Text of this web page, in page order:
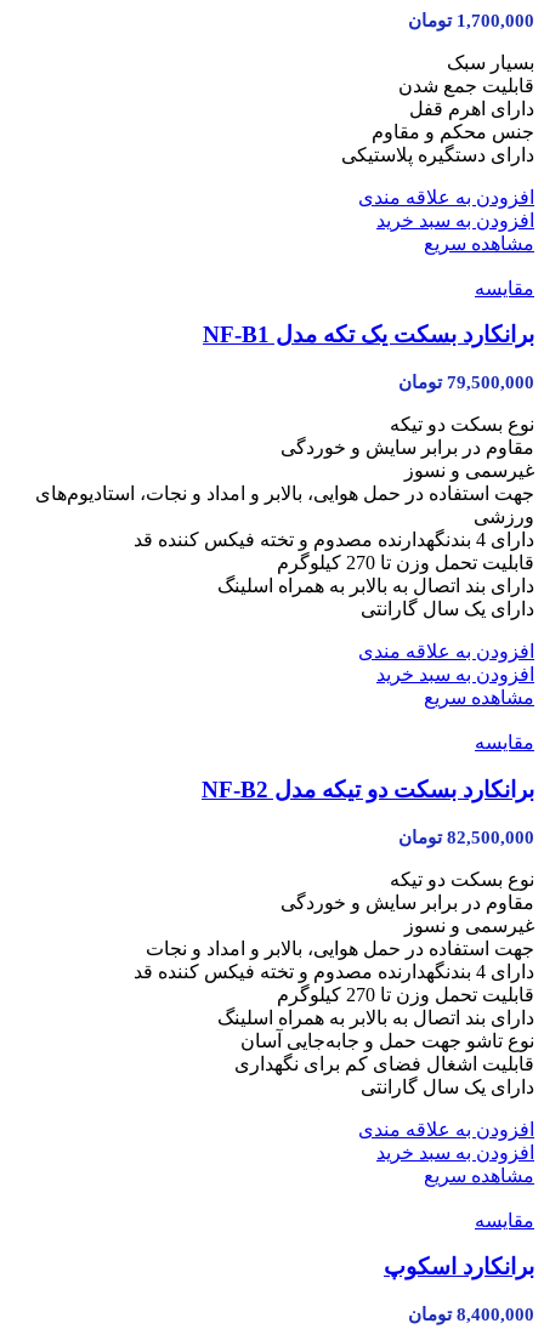
1,700,000 تومان
بسیار سبک
قابلیت جمع شدن
دارای اهرم قفل
جنس محکم و مقاوم
دارای دستگیره پلاستیکی
افزودن به علاقه مندی
افزودن به سبد خرید
مشاهده سریع
مقایسه
برانکارد بسکت یک تکه مدل NF-B1
79,500,000 تومان
نوع بسکت دو تیکه
مقاوم در برابر سایش و خوردگی
غیرسمی و نسوز
جهت استفاده در حمل هوایی، بالابر و امداد و نجات، استادیوم‌های
ورزشی
دارای 4 بندنگهدارنده مصدوم و تخته فیکس کننده قد
قابلیت تحمل وزن تا 270 کیلوگرم
دارای بند اتصال به بالابر به همراه اسلینگ
دارای یک سال گارانتی
افزودن به علاقه مندی
افزودن به سبد خرید
مشاهده سریع
مقایسه
برانکارد بسکت دو تیکه مدل NF-B2
82,500,000 تومان
نوع بسکت دو تیکه
مقاوم در برابر سایش و خوردگی
غیرسمی و نسوز
جهت استفاده در حمل هوایی، بالابر و امداد و نجات
دارای 4 بندنگهدارنده مصدوم و تخته فیکس کننده قد
قابلیت تحمل وزن تا 270 کیلوگرم
دارای بند اتصال به بالابر به همراه اسلینگ
نوع تاشو جهت حمل و جابه‌جایی آسان
قابلیت اشغال فضای کم برای نگهداری
دارای یک سال گارانتی
افزودن به علاقه مندی
افزودن به سبد خرید
مشاهده سریع
مقایسه
برانکارد اسکوپ
8,400,000 تومان